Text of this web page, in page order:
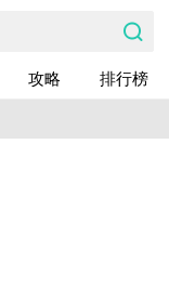
攻略 排行榜